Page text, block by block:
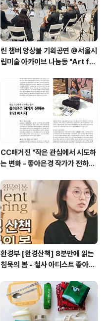
린 챔버 앙상블 기획공연 @서울시
립미술 아카이브 나눔동 "Art for
의 소리와 색" 협업
CC매거진 "작은 관심에서 시도하
는 변화 - 좋아은경 작가가 전하는
환경부 [환경산책] 8분만에 읽는
침묵의 봄 - 철사 아티스트 좋아은